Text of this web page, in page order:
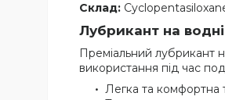
Склад:
Лубрикант на
Преміальний лубрикант
використання під час
Легка та комфортна